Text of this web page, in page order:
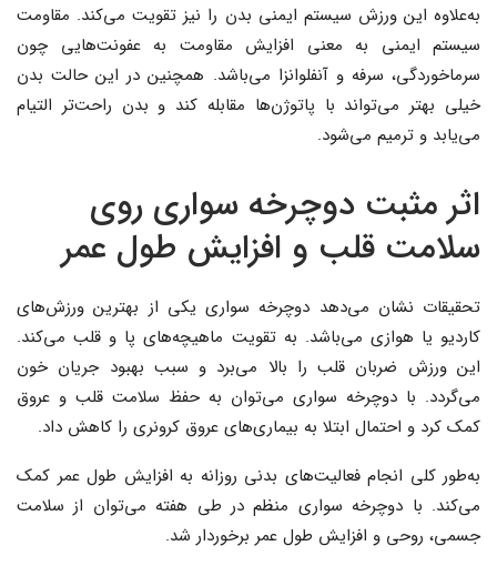
به‌علاوه این ورزش سیستم ایمنی بدن را نیز تقویت می‌کند. مقاومت
سیستم ایمنی به معنی افزایش مقاومت به عفونت‌هایی چون
سرماخوردگی، سرفه و آنفلوانزا می‌باشد. همچنین در این حالت بدن
خیلی بهتر می‌تواند با پاتوژن‌ها مقابله کند و بدن راحت‌تر التیام
می‌یابد و ترمیم می‌شود.
اثر مثبت دوچرخه سواری روی
سلامت قلب و افزایش طول عمر
تحقیقات نشان می‌دهد دوچرخه سواری یکی از بهترین ورزش‌های
کاردیو یا هوازی می‌باشد. به تقویت ماهیچه‌های پا و قلب می‌کند.
این ورزش ضربان قلب را بالا می‌برد و سبب بهبود جریان خون
می‌گردد. با دوچرخه سواری می‌توان به حفظ سلامت قلب و عروق
کمک کرد و احتمال ابتلا به بیماری‌های عروق کرونری را کاهش داد.
به‌طور کلی انجام فعالیت‌های بدنی روزانه به افزایش طول عمر کمک
می‌کند. با دوچرخه سواری منظم در طی هفته می‌توان از سلامت
جسمی، روحی و افزایش طول عمر برخوردار شد.